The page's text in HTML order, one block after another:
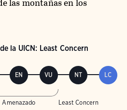
la UICN: Least Concern
EN VU NT LC
Amenazado Least Concern